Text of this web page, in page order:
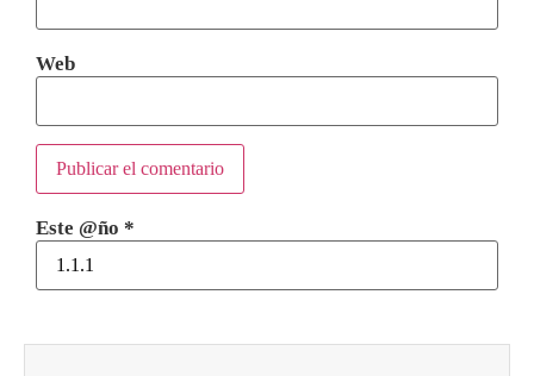
Web
Este @ño *